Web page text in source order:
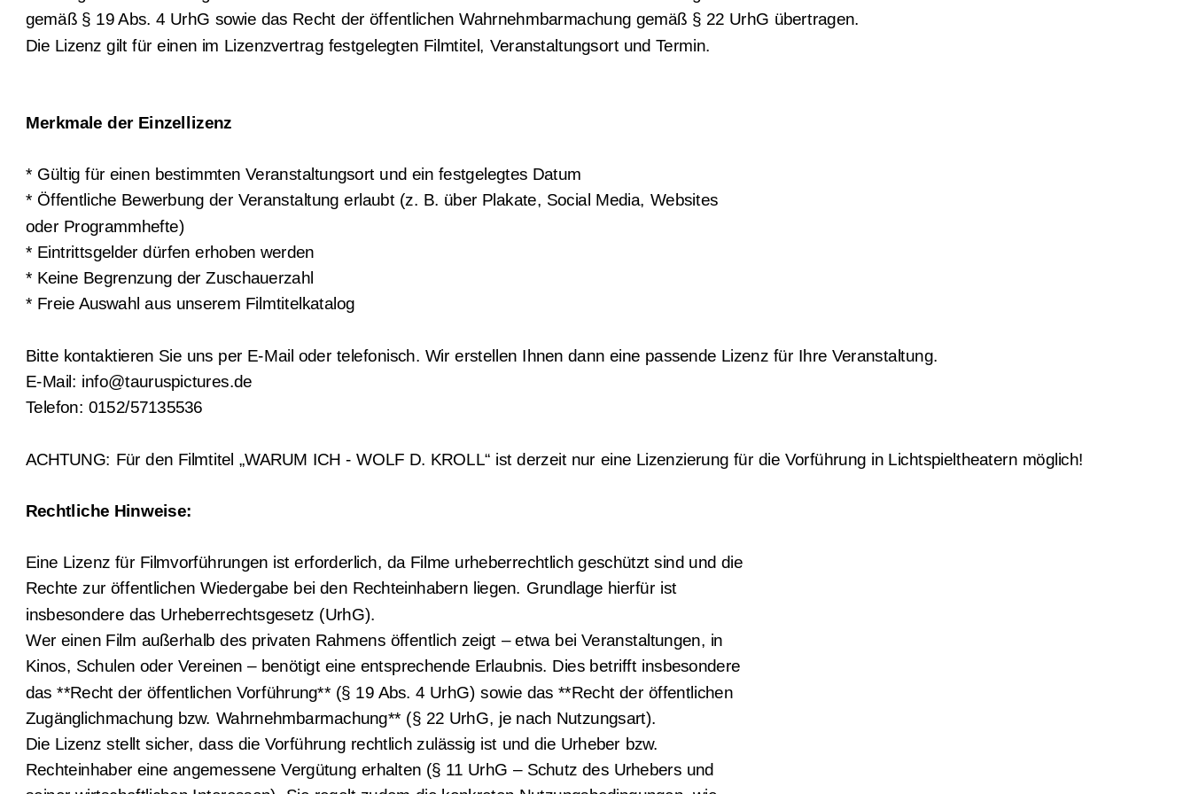
gemäß § 19 Abs. 4 UrhG sowie das Recht der öffentlichen Wahrnehmbarmachung gemäß § 22 UrhG übertragen.
Die Lizenz gilt für einen im Lizenzvertrag festgelegten Filmtitel, Veranstaltungsort und Termin.
Merkmale der Einzellizenz
* Gültig für einen bestimmten Veranstaltungsort und ein festgelegtes Datum
* Öffentliche Bewerbung der Veranstaltung erlaubt (z. B. über Plakate, Social Media, Websites
oder Programmhefte)
* Eintrittsgelder dürfen erhoben werden
* Keine Begrenzung der Zuschauerzahl
* Freie Auswahl aus unserem Filmtitelkatalog
Bitte kontaktieren Sie uns per E-Mail oder telefonisch. Wir erstellen Ihnen dann eine passende Lizenz für Ihre Veranstaltung.
E-Mail: info@tauruspictures.de
Telefon: 0152/57135536
ACHTUNG: Für den Filmtitel „WARUM ICH - WOLF D. KROLL“ ist derzeit nur eine Lizenzierung für die Vorführung in Lichtspieltheatern möglich!
Rechtliche Hinweise:
Eine Lizenz für Filmvorführungen ist erforderlich, da Filme urheberrechtlich geschützt sind und die
Rechte zur öffentlichen Wiedergabe bei den Rechteinhabern liegen. Grundlage hierfür ist
insbesondere das Urheberrechtsgesetz (UrhG).
Wer einen Film außerhalb des privaten Rahmens öffentlich zeigt – etwa bei Veranstaltungen, in
Kinos, Schulen oder Vereinen – benötigt eine entsprechende Erlaubnis. Dies betrifft insbesondere
das **Recht der öffentlichen Vorführung** (§ 19 Abs. 4 UrhG) sowie das **Recht der öffentlichen
Zugänglichmachung bzw. Wahrnehmbarmachung** (§ 22 UrhG, je nach Nutzungsart).
Die Lizenz stellt sicher, dass die Vorführung rechtlich zulässig ist und die Urheber bzw.
Rechteinhaber eine angemessene Vergütung erhalten (§ 11 UrhG – Schutz des Urhebers und